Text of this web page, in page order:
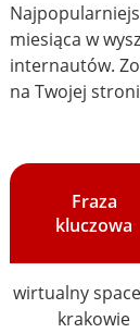
miesiąca w
internautów.
na Twojej
Fraza
kluczowa
wirtualny
krakowie